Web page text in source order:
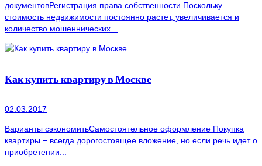
документовРегистрация права собственности Поскольку
стоимость недвижимости постоянно растет, увеличивается и
количество мошеннических...
Как купить квартиру в Москве
02.03.2017
Варианты сэкономитьСамостоятельное оформление Покупка
квартиры − всегда дорогостоящее вложение, но если речь идет о
приобретении...